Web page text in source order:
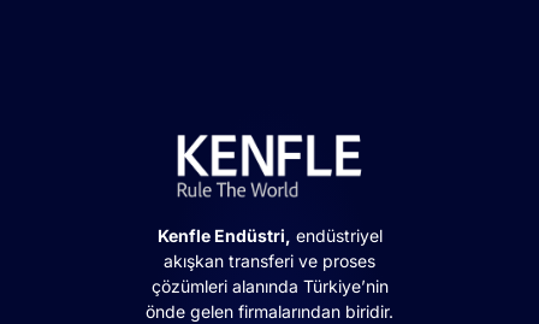
Kenfle Endüstri, endüstriyel
akışkan transferi ve proses
çözümleri alanında Türkiye’nin
önde gelen firmalarından biridir.